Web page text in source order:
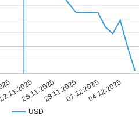
USD
25.11.202528.11.202501.12.202504.12.2025